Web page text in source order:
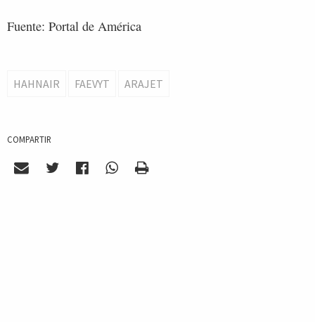
Fuente: Portal de América
HAHNAIR FAEVYT ARAJET
COMPARTIR